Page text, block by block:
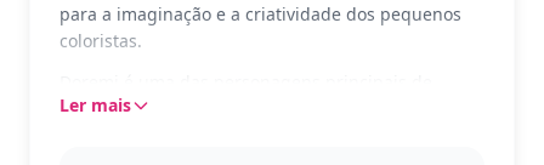
para a imaginação e a criatividade dos pequenos
coloristas.
'Ojamajo Doremi', uma série que encanta com suas
Ler mais